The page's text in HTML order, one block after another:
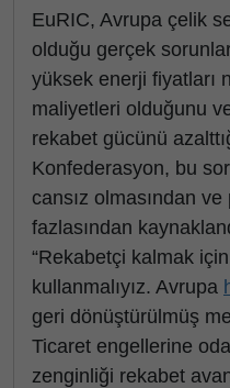
EuRIC, Avrupa çelik
olduğu gerçek
yüksek enerji fiyatları
maliyetleri olduğunu
rekabet gücünü
Konfederasyon, bu
cansız olmasından ve
fazlasından
“Rekabetçi kalmak
kullanmalıyız. Avrupa
geri dönüştürülmüş
Ticaret engellerine
zenginliği rekabet